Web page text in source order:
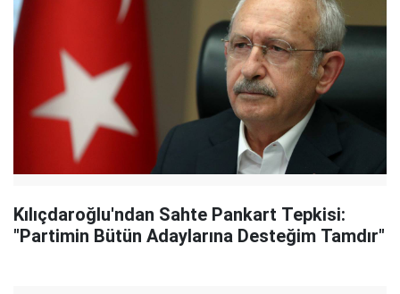
Kılıçdaroğlu'ndan Sahte Pankart Tepkisi:
"Partimin Bütün Adaylarına Desteğim Tamdır"